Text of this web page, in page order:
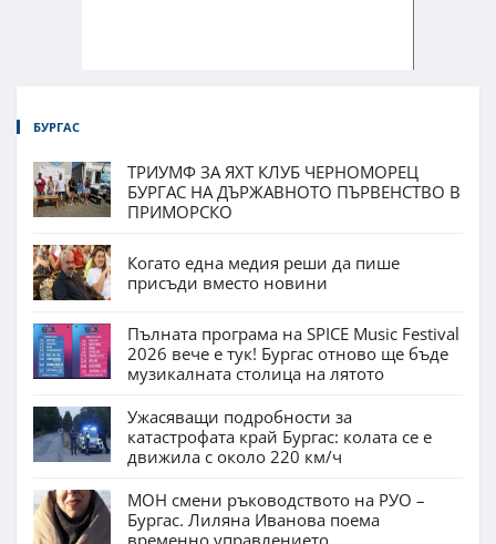
БУРГАС
ТРИУМФ ЗА ЯХТ КЛУБ ЧЕРНОМОРЕЦ
БУРГАС НА ДЪРЖАВНОТО ПЪРВЕНСТВО В
ПРИМОРСКО
Когато една медия реши да пише
присъди вместо новини
Пълната програма на SPICE Music Festival
2026 вече е тук! Бургас отново ще бъде
музикалната столица на лятото
Ужасяващи подробности за
катастрофата край Бургас: колата се е
движила с около 220 км/ч
МОН смени ръководството на РУО –
Бургас. Лиляна Иванова поема